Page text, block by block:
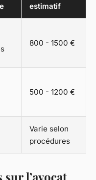
estimatif
800 - 1500 €
500 - 1200 €
Varie selon
procédures
l’avocat